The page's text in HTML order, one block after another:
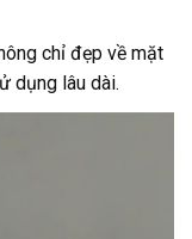
chỉ đẹp về mặt
dụng lâu dài.